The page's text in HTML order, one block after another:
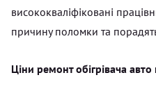
висококваліфіковані
причину поломки та
Ціни ремонт обігрівача